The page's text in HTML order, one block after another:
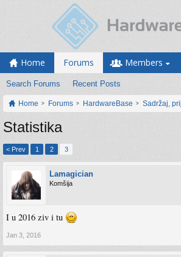
Home Forums
Search Forums Recent Posts
Members
Home Forums HardwareBase Sadržaj,
Statistika
< Prev 1 2 3
Lamagician
Komšija
I u 2016 ziv i tu
Jan 3, 2016